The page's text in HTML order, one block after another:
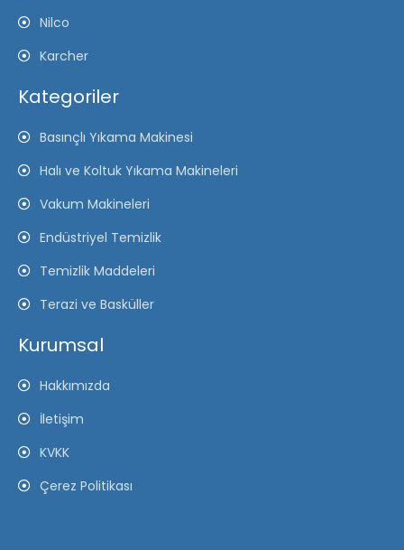
Nilco
Karcher
Kategoriler
Basınçlı Yıkama Makinesi
Halı ve Koltuk Yıkama Makineleri
Vakum Makineleri
Endüstriyel Temizlik
Temizlik Maddeleri
Terazi ve Basküller
Kurumsal
Hakkımızda
İletişim
KVKK
Çerez Politikası